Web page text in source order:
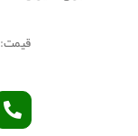
قیمت: